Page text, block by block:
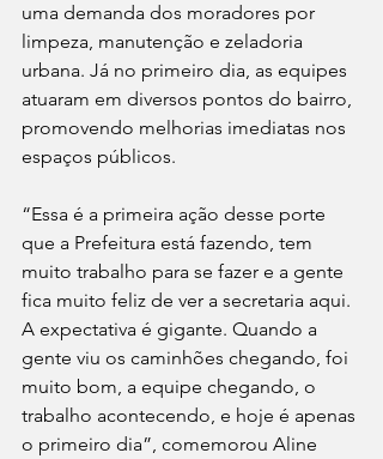
uma demanda dos moradores por
limpeza, manutenção e zeladoria
urbana. Já no primeiro dia, as equipes
atuaram em diversos pontos do bairro,
promovendo melhorias imediatas nos
espaços públicos.
“Essa é a primeira ação desse porte
que a Prefeitura está fazendo, tem
muito trabalho para se fazer e a gente
fica muito feliz de ver a secretaria aqui.
A expectativa é gigante. Quando a
gente viu os caminhões chegando, foi
muito bom, a equipe chegando, o
trabalho acontecendo, e hoje é apenas
o primeiro dia”, comemorou Aline